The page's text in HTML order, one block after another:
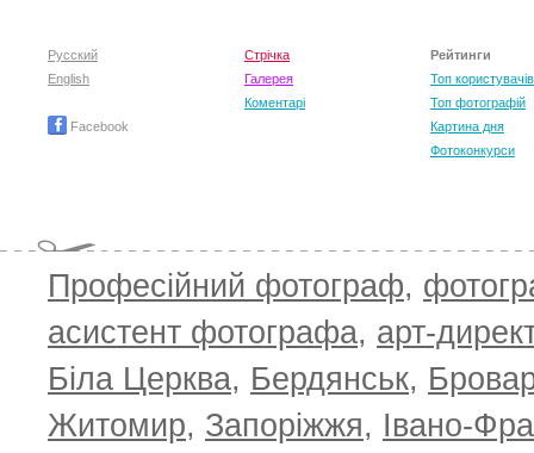
Русский
English
Facebook
Стрічка
Галерея
Коментарі
Рейтинги
Топ користувачів
Топ фотографій
Картина дня
Фотоконкурси
Професійний фотограф,
асистент фотографа, арт-
Біла Церква, Бердянськ,
Житомир, Запоріжжя, Івано-